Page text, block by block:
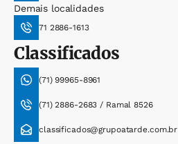
Demais localidades
71 2886-1613
Classificados
(71) 99965-8961
(71) 2886-2683 / Ramal 8526
classificados@grupoatarde.com.br